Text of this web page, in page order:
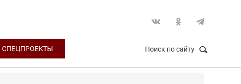
СПЕЦПРОЕКТЫ Поиск по сайту